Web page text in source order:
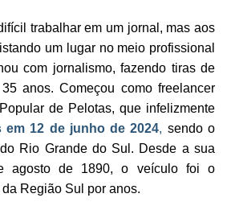
trabalhar em um jornal, mas aos
um lugar no meio profissional
com jornalismo, fazendo tiras de
anos. Começou como freelancer
de Pelotas, que infelizmente
12 de junho de 2024, sendo o
Rio Grande do Sul. Desde a sua
agosto de 1890, o veículo foi o
Região Sul por anos.